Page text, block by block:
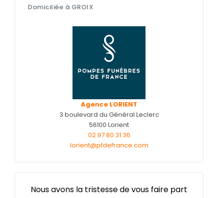
Livraison de plaques
Nos fleurs naturelles
Nos urnes funéraires
Rapatriement
Services aux familles
NOTRE CHAMBRE
ESPACE FAMILLE
Domiciliée à GROIX
Agence LORIENT
3 boulevard du Général Leclerc
56100 Lorient
02 97 80 31 36
lorient@pfdefrance.com
Nous avons la tristesse de vous faire part